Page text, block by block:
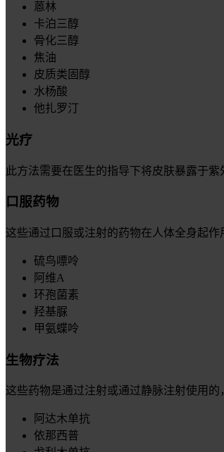
蒽林
卡泊三醇
骨化三醇
焦油
皮质类固醇
水杨酸
他扎罗汀
光疗
此方法需要在医生的指导下将皮肤暴露于
口服药物
这些通过口服或注射的药物在人体全身起
硫鸟嘌呤
阿维A
环孢菌素
羟基脲
甲氨蝶呤
生物疗法
这些药物是通过注射或通过静脉注射使用
阿达木单抗
依那西普